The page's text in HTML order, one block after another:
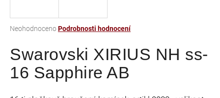
Průměrné
produktu
je
0,0
NeohodnocenoPodrobnosti hodnocení
Swarovski XIRIUS NH ss-
16 Sapphire AB
j
t
?